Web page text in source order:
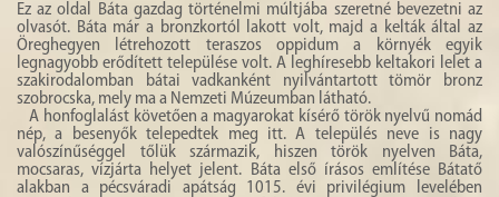
TURISZTIKA
HISTÓRIA
GALÉRIA
4
Ez az oldal Báta gazdag történelmi múltjába szeretné bevezetni az
olvasót. Báta már a bronzkortól lakott volt, majd a kelták által az
Öreghegyen létrehozott teraszos oppidum a környék egyik
legnagyobb erődített települése volt. A leghíresebb keltakori lelet a
szakirodalomban bátai vadkanként nyilvántartott tömör bronz
szobrocska, mely ma a Nemzeti Múzeumban látható.
A honfoglalást követően a magyarokat kísérő török nyelvű nomád
nép, a besenyők telepedtek meg itt. A település neve is nagy
valószínűséggel tőlük származik, hiszen török nyelven Báta,
mocsaras, vízjárta helyet jelent. Báta első írásos említése Bátatő
alakban a pécsváradi apátság 1015. évi privilégium levelében